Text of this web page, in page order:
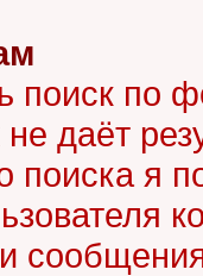
поиск по
даёт
поиска я